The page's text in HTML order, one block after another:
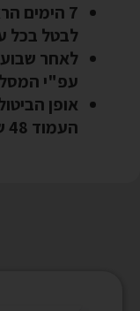
7 הימים
לבטל בכל
לאחר
עפ"י
אופן
העמוד 48 שעות לפני מועד החיוב.